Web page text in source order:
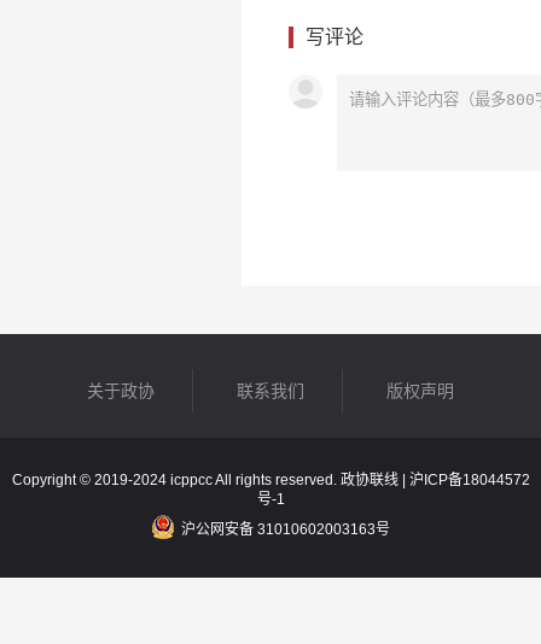
写评论
关于政协 联系我们 版权声明
Copyright © 2019-2024 icppcc All rights reserved. 政协联线 | 沪ICP备18044572
号-1
沪公网安备 31010602003163号